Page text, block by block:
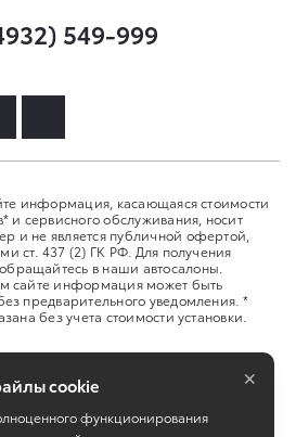
549-999
информация, касающаяся стоимости
и сервисного обслуживания, носит
и не является публичной офертой,
ст. 437 (2) ГК РФ. Для получения
в наши автосалоны.
сайте информация может быть
предварительного уведомления. *
без учета стоимости установки.
cookie
функционирования
×